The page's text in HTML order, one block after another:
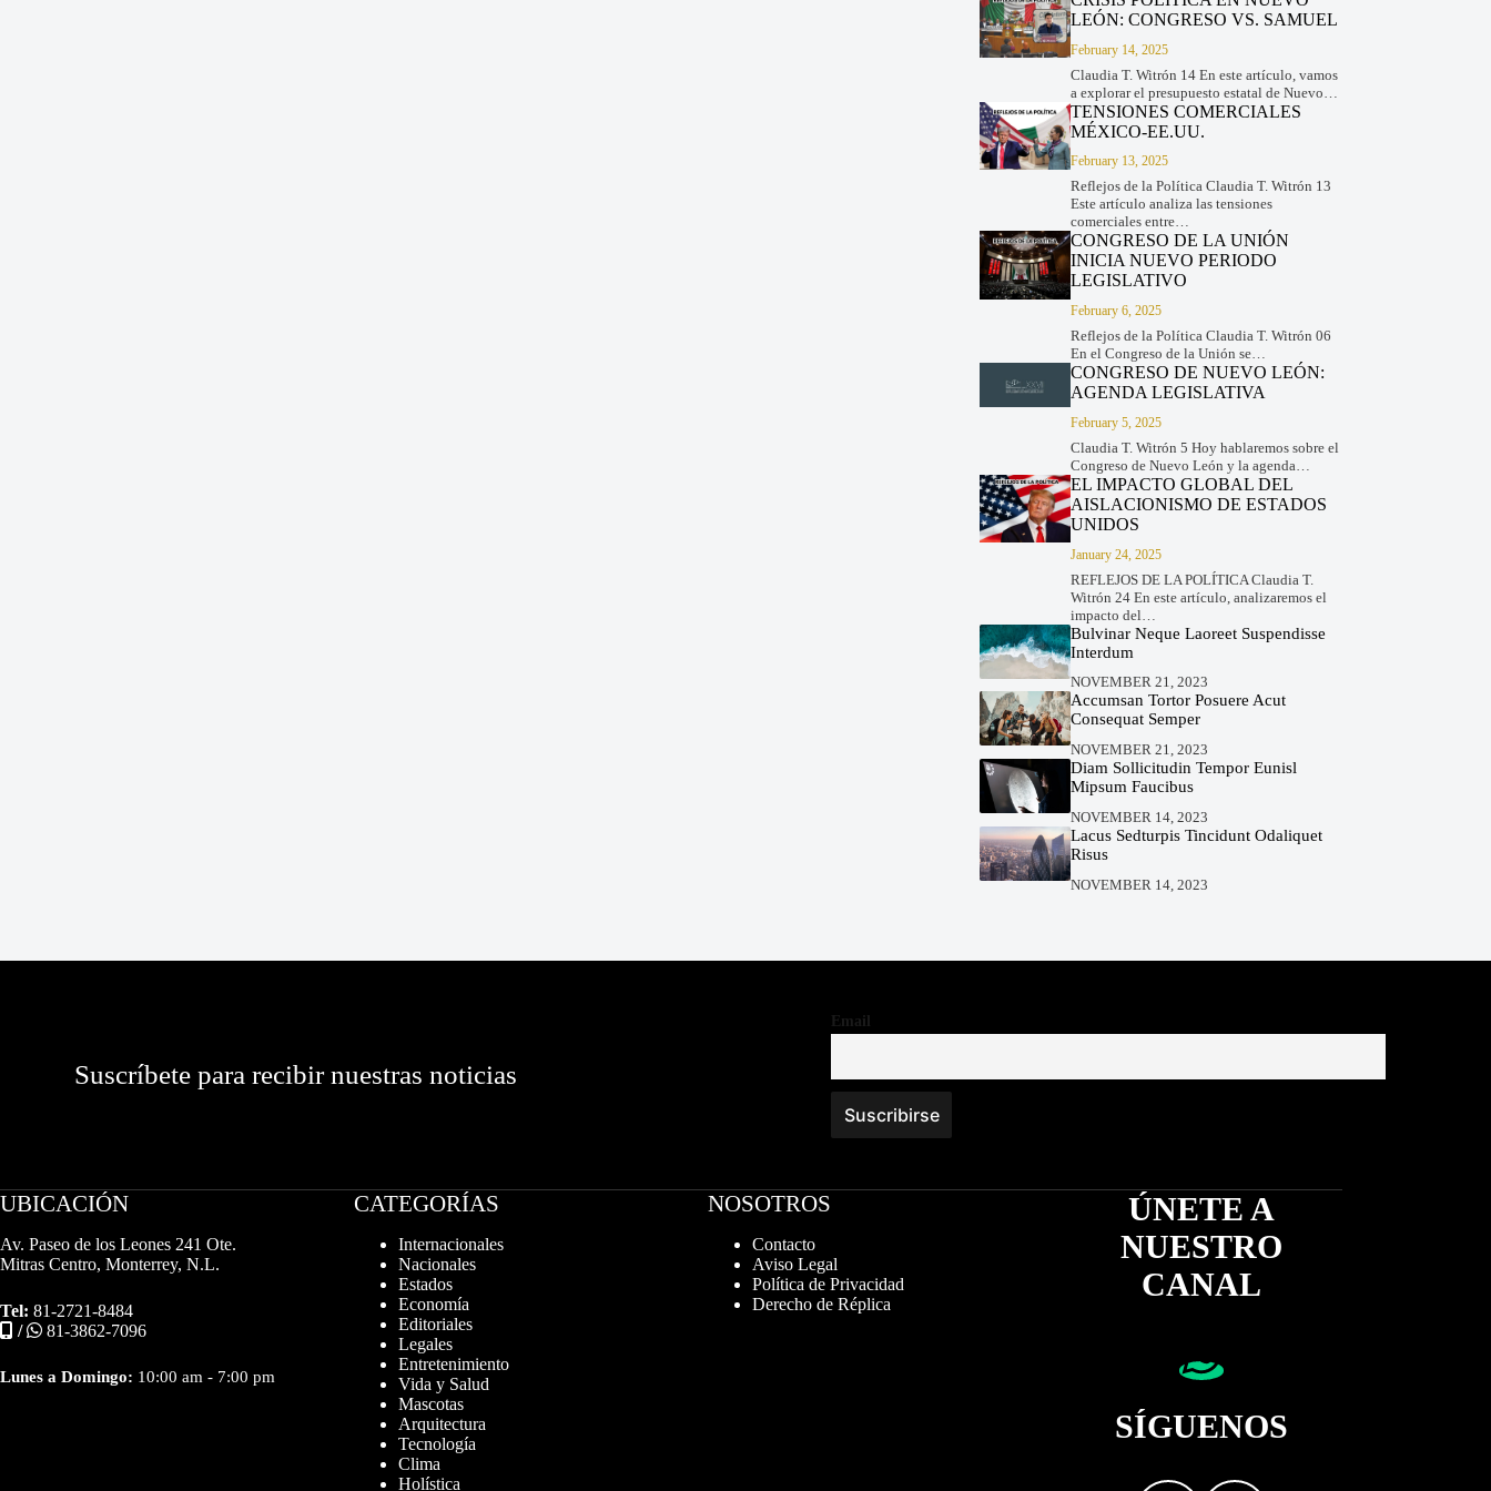
LEÓN: CONGRESO VS. SAMUEL
February 14, 2025
Claudia T. Witrón 14 En este artículo, vamos
a explorar el presupuesto estatal de Nuevo…
TENSIONES COMERCIALES
MÉXICO-EE.UU.
February 13, 2025
Reflejos de la Política Claudia T. Witrón 13
Este artículo analiza las tensiones
comerciales entre…
CONGRESO DE LA UNIÓN
INICIA NUEVO PERIODO
LEGISLATIVO
February 6, 2025
Reflejos de la Política Claudia T. Witrón 06
En el Congreso de la Unión se…
CONGRESO DE NUEVO LEÓN:
AGENDA LEGISLATIVA
February 5, 2025
Claudia T. Witrón 5 Hoy hablaremos sobre el
Congreso de Nuevo León y la agenda…
EL IMPACTO GLOBAL DEL
AISLACIONISMO DE ESTADOS
UNIDOS
January 24, 2025
REFLEJOS DE LA POLÍTICA Claudia T.
Witrón 24 En este artículo, analizaremos el
impacto del…
Bulvinar Neque Laoreet Suspendisse
Interdum
NOVEMBER 21, 2023
Accumsan Tortor Posuere Acut
Consequat Semper
NOVEMBER 21, 2023
Diam Sollicitudin Tempor Eunisl
Mipsum Faucibus
NOVEMBER 14, 2023
Lacus Sedturpis Tincidunt Odaliquet
Risus
NOVEMBER 14, 2023
Suscríbete para recibir nuestras noticias
Email
UBICACIÓN
Av. Paseo de los Leones 241 Ote.
Mitras Centro, Monterrey, N.L.
Tel: 81-2721-8484
/
81-3862-7096
Lunes a Domingo: 10:00 am - 7:00 pm
CATEGORÍAS
Internacionales
Nacionales
Estados
Economía
Editoriales
Legales
Entretenimiento
Vida y Salud
Mascotas
Arquitectura
Tecnología
Clima
Holística
NOSOTROS
Contacto
Aviso Legal
Política de Privacidad
Derecho de Réplica
ÚNETE A
NUESTRO
CANAL
SÍGUENOS